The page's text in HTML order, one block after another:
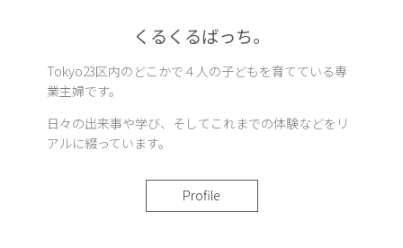
くるくるばっち。
Tokyo23区内のどこかで４人の子どもを育てている専
業主婦です。
日々の出来事や学び、そしてこれまでの体験などをリ
アルに綴っています。
Profile